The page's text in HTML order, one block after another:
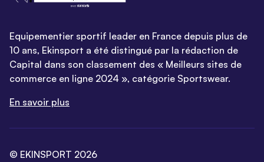
Equipementier sportif leader en France depuis plus de
10 ans, Ekinsport a été distingué par la rédaction de
Capital dans son classement des « Meilleurs sites de
commerce en ligne 2024 », catégorie Sportswear.
En savoir plus
© EKINSPORT 2026